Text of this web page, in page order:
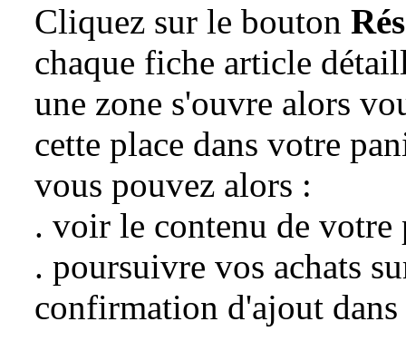
Cliquez sur le bouton
chaque fiche article
une zone s'ouvre alors
cette place dans votre
vous pouvez alors :
. voir le contenu de votre
. poursuivre vos achats
confirmation d'ajout